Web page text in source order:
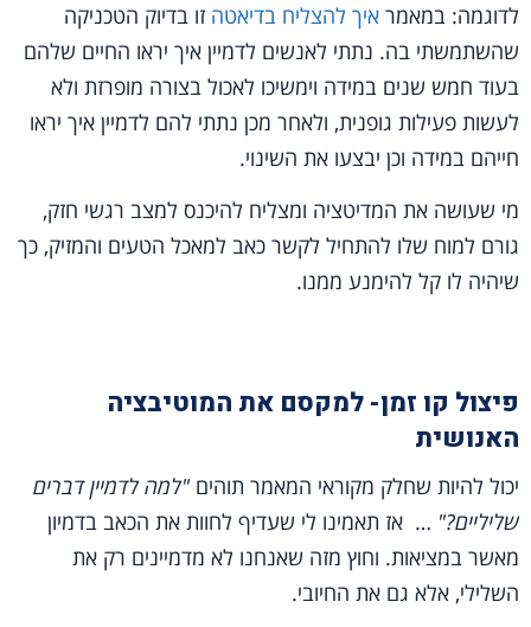
לדוגמה: במאמר איך להצליח בדיאטה זו בדיוק הטכניקה
שהשתמשתי בה. נתתי לאנשים לדמיין איך יראו החיים שלהם
בעוד חמש שנים במידה וימשיכו לאכול בצורה מופרזת ולא
לעשות פעילות גופנית, ולאחר מכן נתתי להם לדמיין איך יראו
חייהם במידה וכן יבצעו את השינוי.
מי שעושה את המדיטציה ומצליח להיכנס למצב רגשי חזק,
גורם למוח שלו להתחיל לקשר כאב למאכל הטעים והמזיק, כך
שיהיה לו קל להימנע ממנו.
פיצול קו זמן- למקסם את המוטיבציה
האנושית
יכול להיות שחלק מקוראי המאמר תוהים"למה לדמיין דברים
שליליים?" … אז תאמינו לי שעדיף לחוות את הכאב בדמיון
מאשר במציאות. וחוץ מזה שאנחנו לא מדמיינים רק את
השלילי, אלא גם את החיובי.